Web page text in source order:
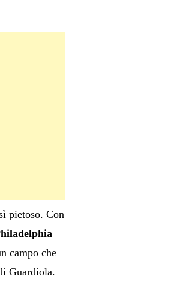
pietoso. Con
campo che
Guardiola.